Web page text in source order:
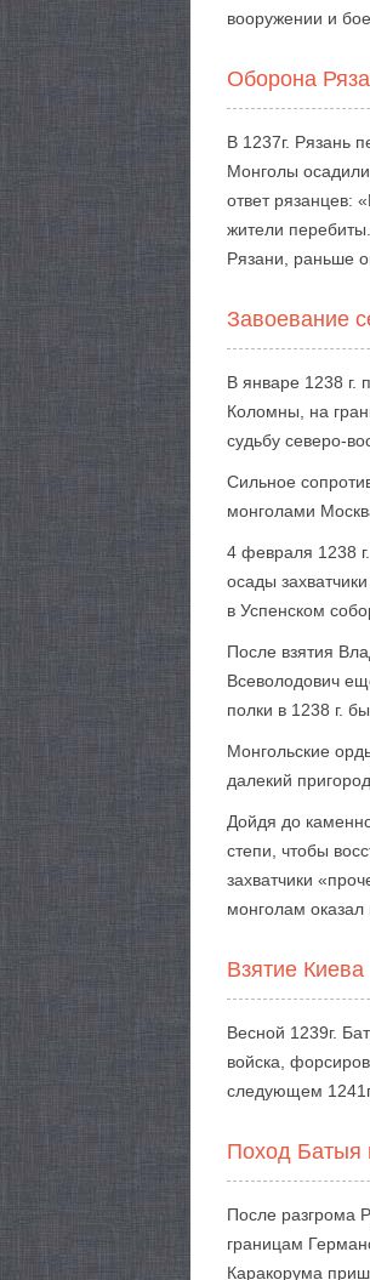
вооружении и
Оборона
В 1237г. Рязань
Монголы
ответ рязанцев:
жители
Рязани, раньше
Завоевание
В январе 1238 г.
Коломны, на
судьбу северо-
Сильное
монголами
4 февраля 1238
осады
в Успенском
После взятия
Всеволодович
полки в 1238 г.
Монгольские
далекий
Дойдя до
степи, чтобы
захватчики
монголам
Взятие Киева
Весной 1239г.
войска,
следующем
Поход Батыя
После разгрома
границам
Каракорума